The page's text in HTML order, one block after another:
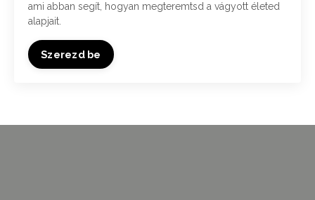
ami abban segít, hogyan megteremtsd a vágyott életed
alapjait.
Szerezd be